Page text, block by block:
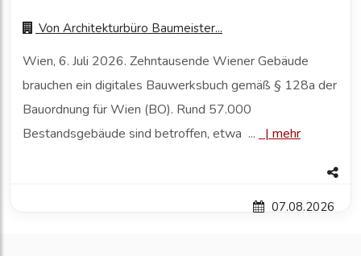
Von Architekturbüro Baumeister...
Wien, 6. Juli 2026. Zehntausende Wiener Gebäude
brauchen ein digitales Bauwerksbuch gemäß § 128a der
Bauordnung für Wien (BO). Rund 57.000
Bestandsgebäude sind betroffen, etwa ...
| mehr
07.08.2026